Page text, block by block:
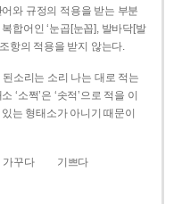
와 규정의 적용을 받는 부분
합어인 ‘눈곱[눈꼽], 발바닥[발
항의 적용을 받지 않는다.
소리는 소리 나는 대로 적는
‘소쩍’은 ‘솟적’으로 적을 이
있는 형태소가 아니기 때문이
가꾸다
기쁘다